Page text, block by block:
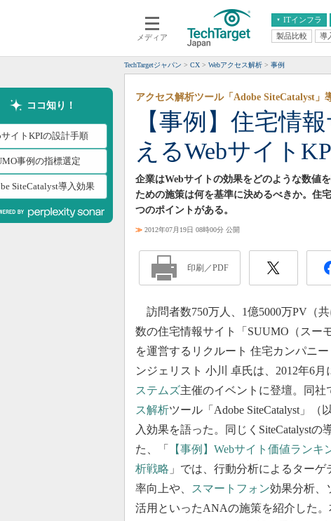
メディア
ITインフラ
クラウド
スマートモバイル
ネットワーク
システム運用管理
エンタープライズAI
ERP
CX
情報系システム
製品比較 導
TechTargetジャパン CX Webアクセス解析 事例
ココ知り！
サイトKPIの設計手順
事例の指標選定
SiteCatalyst導入効果
【事例】住宅情
えるWebサイト
アクセス解析ツール「Adobe SiteCatalyst」
企業はWebサイトの効果をどのような数値
ための施策は何を基準に決めるべきか。住
つのポイントがある。
≫ 2012年07月19日 08時00分 公開
印刷／PDF
訪問者数750万人、1億5000万PV（
数の住宅情報サイト「SUUMO（スー
を運営するリクルート 住宅カンパニ
ンジェリスト 小川 卓氏は、2012年6月
ステムズ主催のイベントに登壇。同社
ス解析ツール「Adobe SiteCatalyst」（
入効果を語った。同じくSiteCatalystの
た、「
【事例】Webサイト価値ラン
析戦略 」では、行動分析によるター
率向上や、
スマートフォン効果分析、
活用といったANAの施策を紹介した